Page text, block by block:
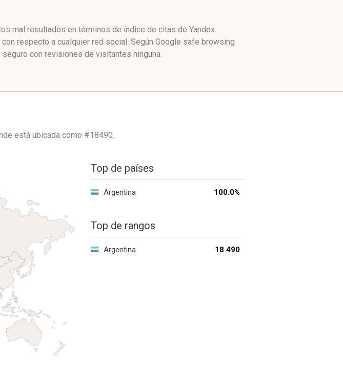
mal resultados en términos de índice de citas de Yandex.
respecto a cualquier red social. Según Google safe browsing
con revisiones de visitantes ninguna.
está ubicada como #18490.
Top de países
Argentina 100.0%
Top de rangos
Argentina 18 490